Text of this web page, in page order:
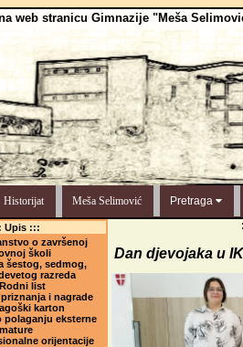
web stranicu Gimnazije "Meša
Historijat Meša Selimović Pretraga
Upis :::
o završenoj
školi
šestog, sedmog,
razreda
Rodni list
i nagrade
karton
polaganju eksterne
mature
orijentacije
Dan djevojaka u